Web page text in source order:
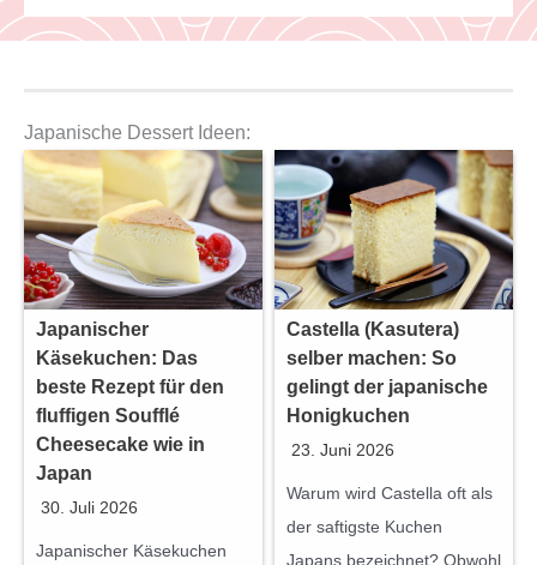
Japanische Dessert Ideen:
Japanischer
Käsekuchen: Das
beste Rezept für den
fluffigen Soufflé
Cheesecake wie in
Japan
30. Juli 2026
Japanischer Käsekuchen
Castella (Kasutera)
selber machen: So
gelingt der japanische
Honigkuchen
23. Juni 2026
Warum wird Castella oft als
der saftigste Kuchen
Japans bezeichnet? Obwohl